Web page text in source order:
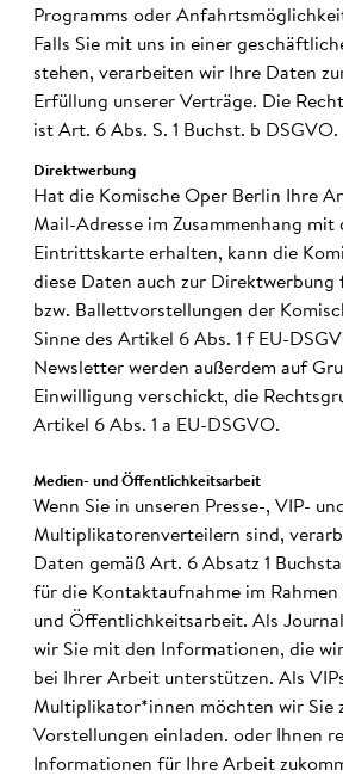
Programms oder
Falls Sie mit uns in einer
stehen, verarbeiten wir Ihre Daten
Erfüllung unserer Verträge. Die
ist Art. 6 Abs. S. 1 Buchst. b DSGVO.
Direkt­wer­bung
Hat die Komische Oper Berlin Ihre
Mail-Adresse im Zusammenhang mit
Eintrittskarte erhalten, kann die
diese Daten auch zur Direktwerbung
bzw. Ballettvorstellungen der
Sinne des Artikel 6 Abs. 1 f EU-
Newsletter werden außerdem auf
Einwilligung verschickt, die
Artikel 6 Abs. 1 a EU-DSGVO.
Medien- und Öffent­lich­keits­arbeit
Wenn Sie in unseren Presse-, VIP- und
Multiplikatorenverteilern sind,
Daten gemäß Art. 6 Absatz 1
für die Kontaktaufnahme im Rahmen
und Öffentlichkeitsarbeit. Als
wir Sie mit den Informationen, die
bei Ihrer Arbeit unterstützen. Als
Multiplikator*innen möchten wir Sie
Vorstellungen einladen. oder Ihnen
Informationen für Ihre Arbeit